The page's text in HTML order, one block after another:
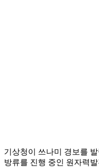
기상청이 쓰나미 경보를
방류를 진행 중인 원자력